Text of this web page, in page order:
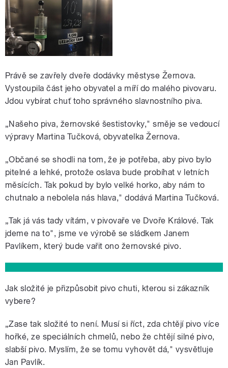
Právě se zavřely dveře dodávky městyse Žernova.
Vystoupila část jeho obyvatel a míří do malého pivovaru.
Jdou vybírat chuť toho správného slavnostního piva.
„Našeho piva, žernovské šestistovky," směje se vedoucí
výpravy Martina Tučková, obyvatelka Žernova.
„Občané se shodli na tom, že je potřeba, aby pivo bylo
pitelné a lehké, protože oslava bude probíhat v letních
měsících. Tak pokud by bylo velké horko, aby nám to
chutnalo a nebolela nás hlava," dodává Martina Tučková.
„Tak já vás tady vítám, v pivovaře ve Dvoře Králové. Tak
jdeme na to", jsme ve výrobě se sládkem Janem
Pavlíkem, který bude vařit ono žernovské pivo.
Jak složité je přizpůsobit pivo chuti, kterou si zákazník
vybere?
„Zase tak složité to není. Musí si říct, zda chtějí pivo více
hořké, ze speciálních chmelů, nebo že chtějí silné pivo,
slabší pivo. Myslím, že se tomu vyhovět dá," vysvětluje
Jan Pavlík.